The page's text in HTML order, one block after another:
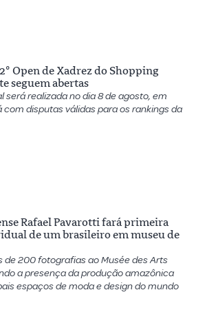
Open de Xadrez do Shopping
seguem abertas
realizada no dia 8 de agosto, em
com disputas válidas para os rankings da
Rafael Pavarotti fará primeira
de um brasileiro em museu de
de 200 fotografias ao Musée des Arts
a presença da produção amazônica
espaços de moda e design do mundo